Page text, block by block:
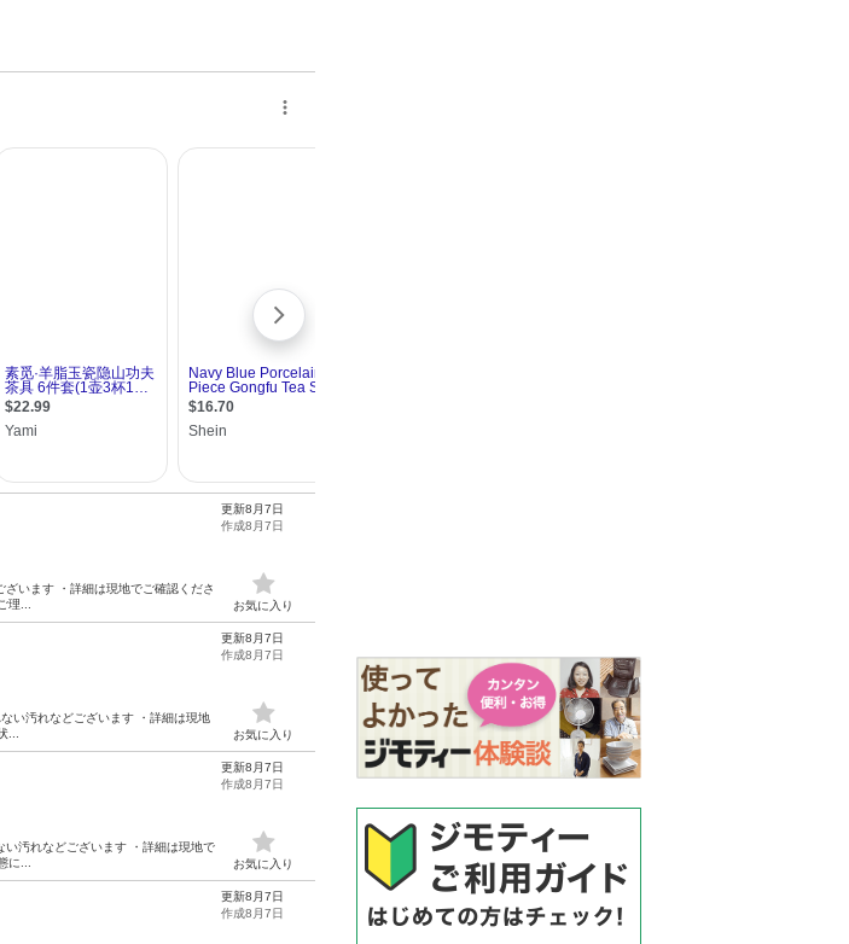
います ・詳細は現地でご確認くださ
理...
更新8月7日
作成8月7日
お気に入り
い汚れなどございます ・詳細は現地
...
更新8月7日
作成8月7日
お気に入り
汚れなどございます ・詳細は現地で
に...
更新8月7日
作成8月7日
お気に入り
更新8月7日
作成8月7日